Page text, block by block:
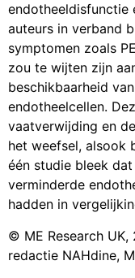
endotheeldisfunctie
auteurs in verband
symptomen zoals
zou te wijten zijn
beschikbaarheid
endotheelcellen.
vaatverwijding en
het weefsel, alsook
één studie bleek
verminderde
hadden in
© ME Research
redactie NAHdine,